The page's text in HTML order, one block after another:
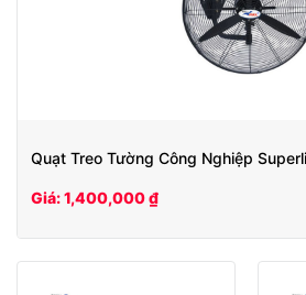
Quạt Treo Tường Công Nghiệp
Giá: 1,400,000 ₫